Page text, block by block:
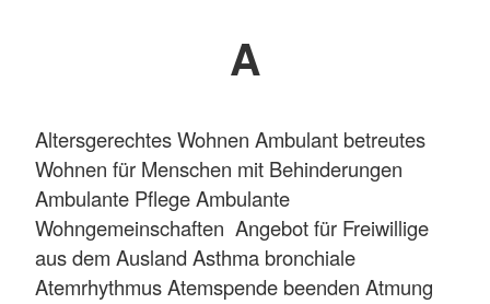
A
Altersgerechtes Wohnen Ambulant betreutes
Wohnen für Menschen mit Behinderungen
Ambulante Pflege Ambulante
Wohngemeinschaften Angebot für Freiwillige
aus dem Ausland Asthma bronchiale
Atemrhythmus Atemspende beenden Atmung